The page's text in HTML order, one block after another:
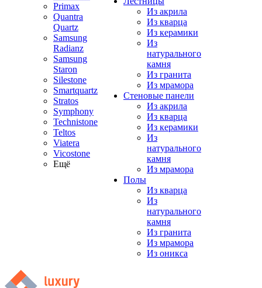
Primax
Quantra
Quartz
Samsung
Radianz
Samsung
Staron
Silestone
Smartquartz
Stratos
Symphony
Technistone
Teltos
Viatera
Vicostone
Ещё
Из акрила
Из кварца
Из керамики
Из
натурального
камня
Из гранита
Из мрамора
Стеновые панели
Из акрила
Из кварца
Из керамики
Из
натурального
камня
Из мрамора
Полы
Из кварца
Из
натурального
камня
Из гранита
Из мрамора
Из оникса